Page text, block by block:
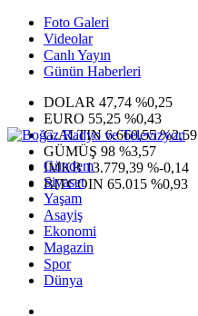
Foto Galeri
Videolar
Canlı Yayın
Günün Haberleri
DOLAR 47,74 %0,25
EURO 55,25 %0,43
G.ALTIN6.660,55 %2,59
GÜMÜŞ 98 %3,57
IMKB13.779,39 %-0,14
BITCOIN 65.015 %0,93
Gündem
Siyaset
Yaşam
Asayiş
Ekonomi
Magazin
Spor
Dünya